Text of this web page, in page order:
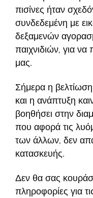
πισίνες ήταν
συνδεδεμένη με
δεξαμενών
παιχνιδιών, για να
μας.
Σήμερα η
και η ανάπτυξη
βοηθήσει στην
που αφορά τις
των άλλων, δεν
κατασκευής.
Δεν θα σας
πληροφορίες για